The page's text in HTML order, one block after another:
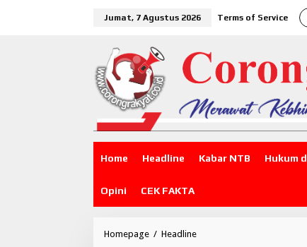
Jumat, 7 Agustus 2026 Terms of Service
Home Headline Kabar NTB Hukum
Opini CEK FAKTA
Homepage / Headline